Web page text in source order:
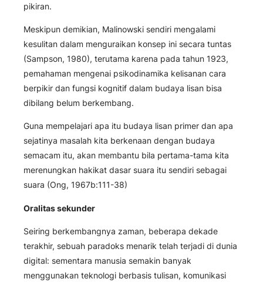
pikiran.
Meskipun demikian, Malinowski sendiri mengalami
kesulitan dalam menguraikan konsep ini secara tuntas
(Sampson, 1980), terutama karena pada tahun 1923,
pemahaman mengenai psikodinamika kelisanan cara
berpikir dan fungsi kognitif dalam budaya lisan bisa
dibilang belum berkembang.
Guna mempelajari apa itu budaya lisan primer dan apa
sejatinya masalah kita berkenaan dengan budaya
semacam itu, akan membantu bila pertama-tama kita
merenungkan hakikat dasar suara itu sendiri sebagai
suara (Ong, 1967b:111-38)
Oralitas sekunder
Seiring berkembangnya zaman, beberapa dekade
terakhir, sebuah paradoks menarik telah terjadi di dunia
digital: sementara manusia semakin banyak
menggunakan teknologi berbasis tulisan, komunikasi